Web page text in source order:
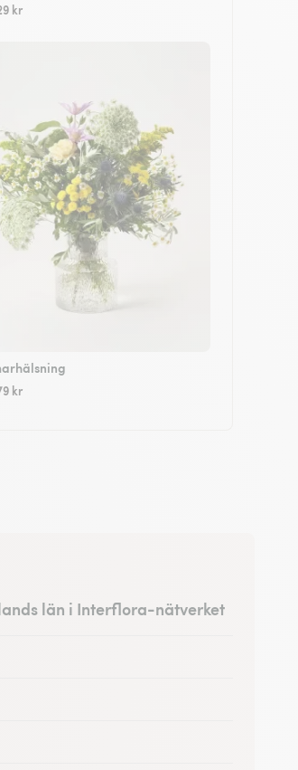
kr
kr
län i Interflora-nätverket